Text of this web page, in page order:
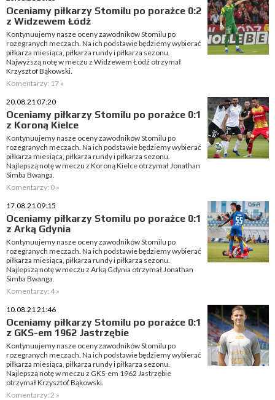
Oceniamy piłkarzy Stomilu po porażce 0:2
z Widzewem Łódź
Kontynuujemy nasze oceny zawodników Stomilu po
rozegranych meczach. Na ich podstawie będziemy wybierać
piłkarza miesiąca, piłkarza rundy i piłkarza sezonu.
Najwyższą notę w meczu z Widzewem Łódź otrzymał
Krzysztof Bąkowski.
Komentarzy: 17 »
20.08.21 07:20
Oceniamy piłkarzy Stomilu po porażce 0:1
z Koroną Kielce
Kontynuujemy nasze oceny zawodników Stomilu po
rozegranych meczach. Na ich podstawie będziemy wybierać
piłkarza miesiąca, piłkarza rundy i piłkarza sezonu.
Najlepszą notę w meczu z Koroną Kielce otrzymał Jonathan
Simba Bwanga.
Komentarzy: 0 »
17.08.21 09:15
Oceniamy piłkarzy Stomilu po porażce 0:1
z Arką Gdynia
Kontynuujemy nasze oceny zawodników Stomilu po
rozegranych meczach. Na ich podstawie będziemy wybierać
piłkarza miesiąca, piłkarza rundy i piłkarza sezonu.
Najlepszą notę w meczu z Arką Gdynia otrzymał Jonathan
Simba Bwanga.
Komentarzy: 4 »
10.08.21 21:46
Oceniamy piłkarzy Stomilu po porażce 0:1
z GKS-em 1962 Jastrzębie
Kontynuujemy nasze oceny zawodników Stomilu po
rozegranych meczach. Na ich podstawie będziemy wybierać
piłkarza miesiąca, piłkarza rundy i piłkarza sezonu.
Najlepszą notę w meczu z GKS-em 1962 Jastrzębie
otrzymał Krzysztof Bąkowski.
Komentarzy: 2 »